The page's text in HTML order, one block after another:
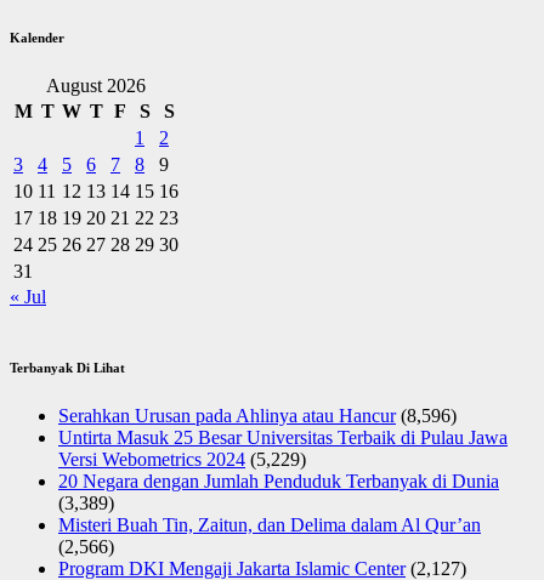
Kalender
August 2026
M T W T F S
S
1
2
3
4 5 6 7 8
9
10 11 12 13 14 15 16
17 18 19 20 21 22 23
24 25 26 27 28 29 30
31
« Jul
Terbanyak Di Lihat
Serahkan Urusan pada Ahlinya atau Hancur (8,596)
Untirta Masuk 25 Besar Universitas Terbaik di Pulau Jawa
Versi Webometrics 2024 (5,229)
20 Negara dengan Jumlah Penduduk Terbanyak di Dunia
(3,389)
Misteri Buah Tin, Zaitun, dan Delima dalam Al Qur’an
(2,566)
Program DKI Mengaji Jakarta Islamic Center (2,127)